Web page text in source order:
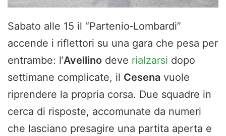
Sabato alle 15 il “Partenio‑Lombardi”
accende i riflettori su una gara che pesa per
entrambe: l’Avellino deve rialzarsi dopo
settimane complicate, il Cesena vuole
riprendere la propria corsa. Due squadre in
cerca di risposte, accomunate da numeri
che lasciano presagire una partita aperta e